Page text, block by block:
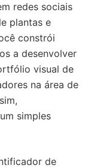
redes sociais
plantas e
constrói
a desenvolver
visual de
na área de
simples
de